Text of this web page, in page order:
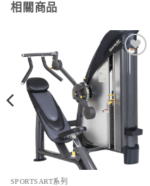
相關商品
Wishlist
SPORTSART系列